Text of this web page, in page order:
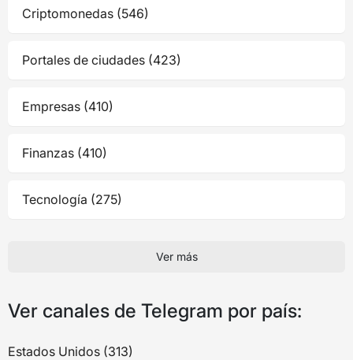
Criptomonedas (546)
Portales de ciudades (423)
Empresas (410)
Finanzas (410)
Tecnología (275)
Ver más
Ver canales de Telegram por país:
Estados Unidos (313)